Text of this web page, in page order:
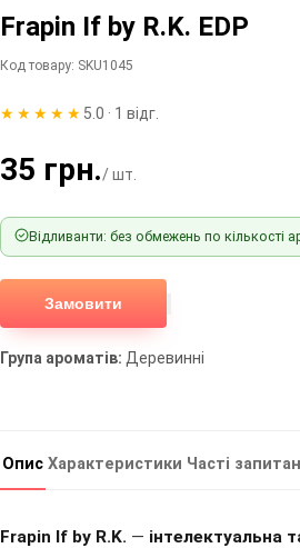
Frapin If by R.K. EDP
Код товару: SKU1045
★★★★★ 5.0 · 1 відг.
35 грн./ шт.
Відливанти: без обмежень по кількості
Замовити
Група ароматів: Деревинні
Опис Характеристики Часті
Frapin If by R.K. — інтелектуальна